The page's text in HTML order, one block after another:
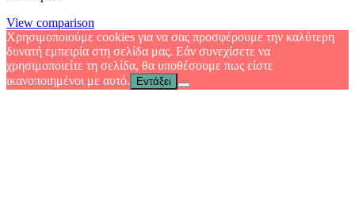
View comparison
Χρησιμοποιούμε cookies για να σας προσφέρουμε την καλύτερη
δυνατή εμπειρία στη σελίδα μας. Εάν συνεχίσετε να
χρησιμοποιείτε τη σελίδα, θα υποθέσουμε πως είστε
ικανοποιημένοι με αυτό.
Εντάξει